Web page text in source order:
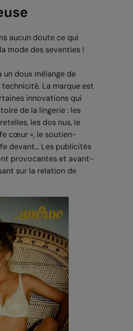
aucun doute ce qui
mode des seventies !
un doux mélange de
La marque est
innovations qui
de la lingerie : les
les dos nus, le
cœur », le soutien-
devant… Les publicités
provocantes et avant-
sur la relation de